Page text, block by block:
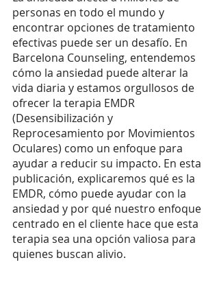
personas en todo el mundo y
encontrar opciones de tratamiento
efectivas puede ser un desafío. En
Barcelona Counseling, entendemos
cómo la ansiedad puede alterar la
vida diaria y estamos orgullosos de
ofrecer la terapia EMDR
(Desensibilización y
Reprocesamiento por Movimientos
Oculares) como un enfoque para
ayudar a reducir su impacto. En esta
publicación, explicaremos qué es la
EMDR, cómo puede ayudar con la
ansiedad y por qué nuestro enfoque
centrado en el cliente hace que esta
terapia sea una opción valiosa para
quienes buscan alivio.